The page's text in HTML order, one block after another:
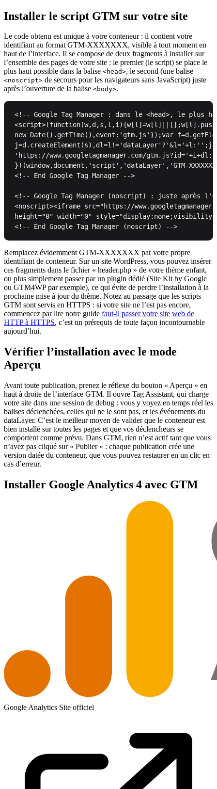
Installer le script GTM sur votre site
Le code obtenu est unique à votre conteneur : il contient votre
identifiant au format GTM-XXXXXXX, visible à tout moment en
haut de l’interface. Il se compose de deux fragments à installer sur
l’ensemble des pages de votre site : le premier (le script) se place le
plus haut possible dans la balise <head>, le second (une balise
<noscript> de secours pour les navigateurs sans JavaScript) juste
après l’ouverture de la balise <body>.
<!-- Google Tag Manager : dans le <head>, le plus
new Date().getTime(),event:'gtm.js'});var
'https://www.googletagmanager.com/
})(window,document,'script','dataLayer','GTM-
<!-- End Google Tag Manager -->
<!-- Google Tag Manager (noscript) : juste après
<noscript><iframe src="https://
height="0" width="0"
<!-- End Google Tag Manager (noscript) -->
Remplacez évidemment GTM-XXXXXXX par votre propre
identifiant de conteneur. Sur un site WordPress, vous pouvez insérer
ces fragments dans le fichier « header.php » de votre thème enfant,
ou plus simplement passer par un plugin dédié (Site Kit by Google
ou GTM4WP par exemple), ce qui évite de perdre l’installation à la
prochaine mise à jour du thème. Notez au passage que les scripts
GTM sont servis en HTTPS : si votre site ne l’est pas encore,
commencez par lire notre guide faut-il passer votre site web de
HTTP à HTTPS, c’est un prérequis de toute façon incontournable
aujourd’hui.
Vérifier l’installation avec le mode
Aperçu
Avant toute publication, prenez le réflexe du bouton « Aperçu » en
haut à droite de l’interface GTM. Il ouvre Tag Assistant, qui charge
votre site dans une session de debug : vous y voyez en temps réel les
balises déclenchées, celles qui ne le sont pas, et les événements du
dataLayer. C’est le meilleur moyen de valider que le conteneur est
bien installé sur toutes les pages et que vos déclencheurs se
comportent comme prévu. Dans GTM, rien n’est actif tant que vous
n’avez pas cliqué sur « Publier » : chaque publication crée une
version datée du conteneur, que vous pouvez restaurer en un clic en
cas d’erreur.
Installer Google Analytics 4 avec GTM
Google Analytics Site officiel